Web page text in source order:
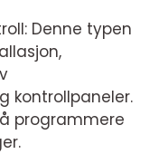
Denne typen
kontrollpaneler.
programmere